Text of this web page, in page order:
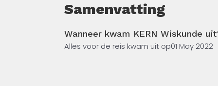
Samenvatting
Wanneer kwam KERN Wiskunde
Alles voor de reis kwam uit op01 May 2022